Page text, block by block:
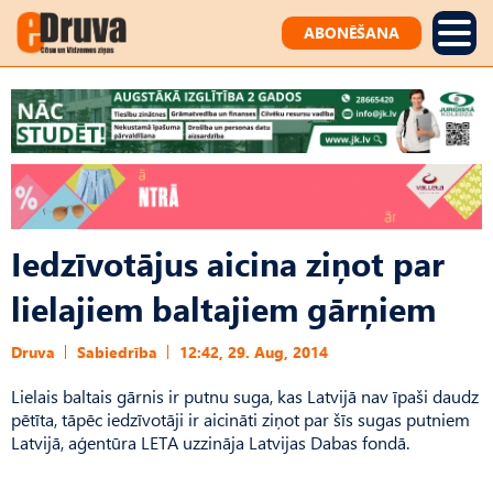
ABONĒŠANA
Iedzīvotājus aicina ziņot par
lielajiem baltajiem gārņiem
Druva Sabiedrība 12:42, 29. Aug, 2014
Lielais baltais gārnis ir putnu suga, kas Latvijā nav īpaši daudz
pētīta, tāpēc iedzīvotāji ir aicināti ziņot par šīs sugas putniem
Latvijā, aģentūra LETA uzzināja Latvijas Dabas fondā.